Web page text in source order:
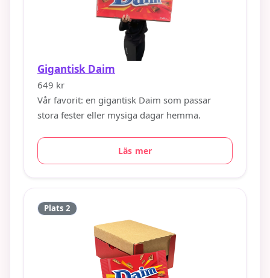
Gigantisk Daim
649 kr
Vår favorit: en gigantisk Daim som passar
stora fester eller mysiga dagar hemma.
Läs mer
Plats 2